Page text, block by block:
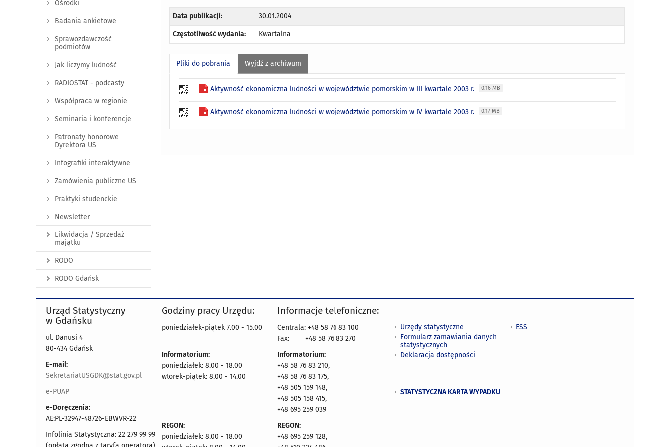
Data publikacji: 30.01.2004
Częstotliwość wydania: Kwartalna
Pliki do pobrania Wyjdź z archiwum
Aktywność ekonomiczna ludności w województwie pomorskim w III kwartale 2003 r. 0.16 MB
Aktywność ekonomiczna ludności w województwie pomorskim w IV kwartale 2003 r. 0.17 MB
Ośrodki
Badania ankietowe
Sprawozdawczość
podmiotów
Jak liczymy ludność
RADIOSTAT - podcasty
Współpraca w regionie
Seminaria i konferencje
Patronaty honorowe
Dyrektora US
Infografiki interaktywne
Zamówienia publiczne US
Praktyki studenckie
Newsletter
Likwidacja / Sprzedaż
majątku
RODO
RODO Gdańsk
Urząd Statystyczny
w Gdańsku
ul. Danusi 4
80-434 Gdańsk
E-mail:
SekretariatUSGDK@stat.gov.pl
e-PUAP
e-Doręczenia:
AE:PL-32947-48726-EBWVR-22
Infolinia Statystyczna: 22 279 99 99
(opłata zgodna z taryfą operatora)
Godziny pracy Urzędu:
poniedziałek-piątek 7.00 - 15.00
Informatorium:
poniedziałek: 8.00 - 18.00
wtorek-piątek: 8.00 - 14.00
REGON:
poniedziałek: 8.00 - 18.00
Informacje telefoniczne:
Centrala: +48 58 76 83 100
Fax:
+48 58 76 83 270
Informatorium:
+48 58 76 83 210,
+48 58 76 83 175,
+48 505 159 148,
+48 505 158 415,
+48 695 259 039
REGON:
+48 695 259 128,
Urzędy statystyczne
Formularz zamawiania danych
statystycznych
Deklaracja dostępności
STATYSTYCZNA KARTA WYPADKU
ESS